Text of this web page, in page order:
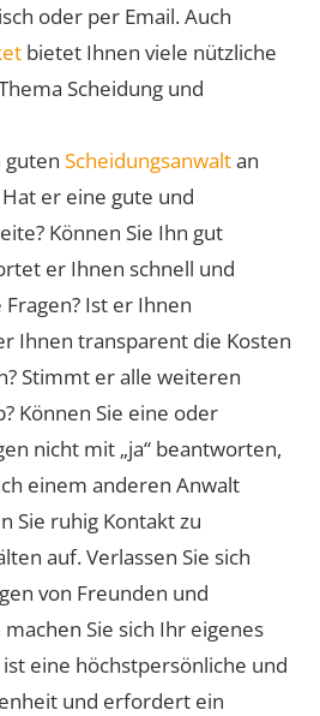
oder per Email. Auch
bietet Ihnen viele nützliche
Scheidung und
guten Scheidungsanwaltan
er eine gute und
Können Sie Ihn gut
er Ihnen schnell und
Ist er Ihnen
Ihnen transparent die Kosten
Stimmt er alle weiteren
Können Sie eine oder
nicht mit „ja“ beantworten,
einem anderen Anwalt
Sie ruhig Kontakt zu
auf. Verlassen Sie sich
von Freunden und
Sie sich Ihr eigenes
ist eine höchstpersönliche und
und erfordert ein